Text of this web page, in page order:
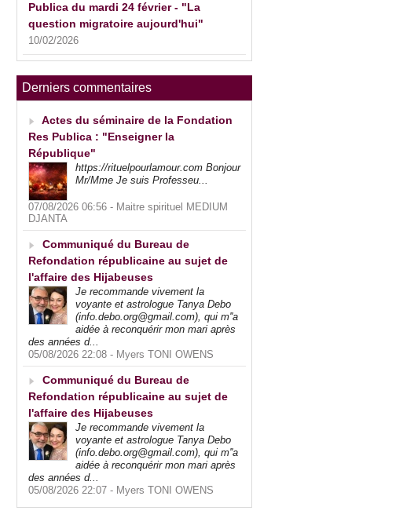
Publica du mardi 24 février - "La
question migratoire aujourd'hui"
10/02/2026
Derniers commentaires
Actes du séminaire de la Fondation
Res Publica : "Enseigner la
République"
https://rituelpourlamour.com Bonjour
Mr/Mme Je suis Professeu...
07/08/2026 06:56 - Maitre spirituel MEDIUM
DJANTA
Communiqué du Bureau de
Refondation républicaine au sujet de
l'affaire des Hijabeuses
Je recommande vivement la
voyante et astrologue Tanya Debo
(info.debo.org@gmail.com), qui m''a
aidée à reconquérir mon mari après
des années d...
05/08/2026 22:08 - Myers TONI OWENS
Communiqué du Bureau de
Refondation républicaine au sujet de
l'affaire des Hijabeuses
Je recommande vivement la
voyante et astrologue Tanya Debo
(info.debo.org@gmail.com), qui m''a
aidée à reconquérir mon mari après
des années d...
05/08/2026 22:07 - Myers TONI OWENS